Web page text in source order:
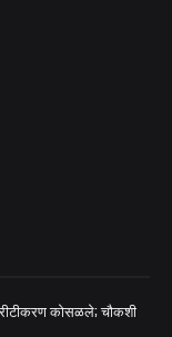
कोसळले; चौकशी